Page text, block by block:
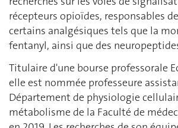
récepteurs opioïdes, responsables
certains analgésiques tels que la
fentanyl, ainsi que des
Titulaire d'une bourse professorale
elle est nommée professeure
Département de physiologie
métabolisme de la Faculté de